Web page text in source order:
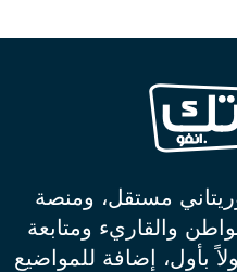
مستقل، ومنصة
والقاريء ومتابعة
بأول، إضافة للمواضيع